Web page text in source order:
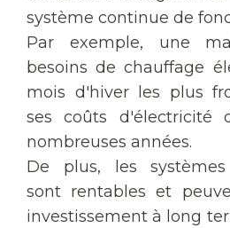
système continue de
Par exemple, une
besoins de chauffage
mois d'hiver les plus
ses coûts d'électricité
nombreuses années.
De plus, les systèmes
sont rentables et
investissement à long